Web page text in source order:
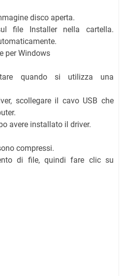
disco aperta.
file Installer nella cartella.
per Windows
quando si utilizza una
scollegare il cavo USB che
avere installato il driver.
compressi.
di file, quindi fare clic su